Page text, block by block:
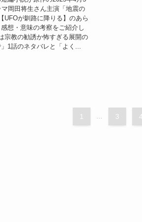
マ岡田将生さん主演「地震の
UFOが釧路に降りる】のあら
想・意味の考察をご紹介し
宗教の勧誘か怖すぎる展開の
1話のネタバレと「よく...
1 3 4